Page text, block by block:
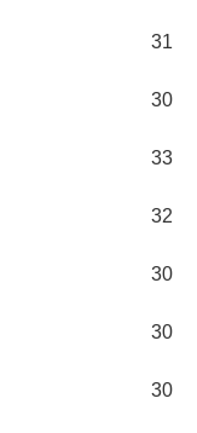
31
30
33
32
30
30
30